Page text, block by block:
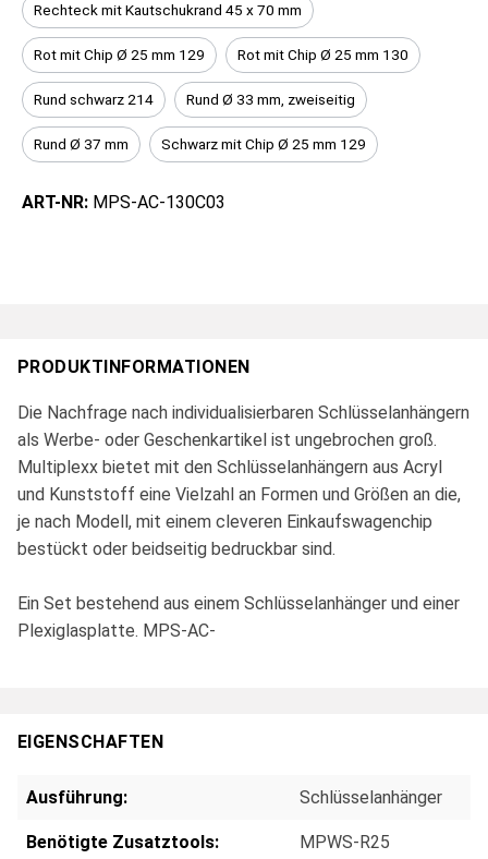
Rechteck mit Kautschukrand 45 x 70 mm
Rot mit Chip Ø 25 mm 129 Rot mit Chip Ø 25 mm 130
Rund schwarz 214 Rund Ø 33 mm, zweiseitig
Rund Ø 37 mm Schwarz mit Chip Ø 25 mm 129
ART-NR: MPS-AC-130C03
PRODUKTINFORMATIONEN
Die Nachfrage nach individualisierbaren Schlüsselanhängern
als Werbe- oder Geschenkartikel ist ungebrochen groß.
Multiplexx bietet mit den Schlüsselanhängern aus Acryl
und Kunststoff eine Vielzahl an Formen und Größen an die,
je nach Modell, mit einem cleveren Einkaufswagenchip
bestückt oder beidseitig bedruckbar sind.
Ein Set bestehend aus einem Schlüsselanhänger und einer
Plexiglasplatte. MPS-AC-
EIGENSCHAFTEN
Ausführung: Schlüsselanhänger
Benötigte Zusatztools: MPWS-R25